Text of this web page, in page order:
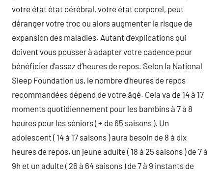
votre état état cérébral, votre état corporel, peut
déranger votre troc ou alors augmenter le risque de
expansion des maladies. Autant d’explications qui
doivent vous pousser à adapter votre cadence pour
bénéficier d’assez d’heures de repos. Selon la National
Sleep Foundation us, le nombre d’heures de repos
recommandées dépend de votre âgé. Cela va de 14 à 17
moments quotidiennement pour les bambins à 7 à 8
heures pour les séniors ( + de 65 saisons ). Un
adolescent ( 14 à 17 saisons ) aura besoin de 8 à dix
heures de repos, un jeune adulte ( 18 à 25 saisons ) de 7 à
9h et un adulte ( 26 à 64 saisons ) de 7 à 9 instants de